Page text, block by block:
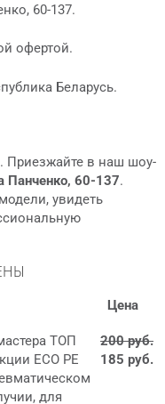
60-137.
офертой.
Беларусь.
Приезжайте в наш шоу-
Панченко, 60-137.
увидеть
Цена
ТОП
ECO PE
для
200 руб.
185 руб.